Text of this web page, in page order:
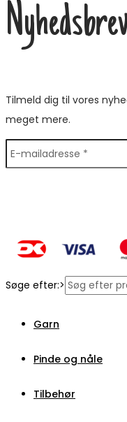
Tilmeld dig til vores
meget mere.
Søge efter:>
Garn
Pinde og nåle
Tilbehør